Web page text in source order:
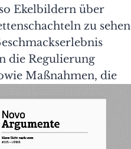
Ekelbildern über
zu sehen
die Regulierung
Maßnahmen, die